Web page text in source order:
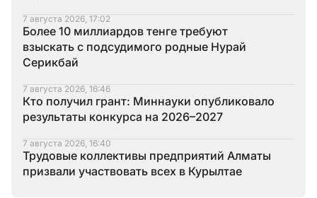
7 августа 2026, 17:02
Более 10 миллиардов тенге требуют
взыскать с подсудимого родные Нурай
Серикбай
7 августа 2026, 16:46
Кто получил грант: Миннауки опубликовало
результаты конкурса на 2026–2027
7 августа 2026, 16:40
Трудовые коллективы предприятий Алматы
призвали участвовать всех в Курылтае